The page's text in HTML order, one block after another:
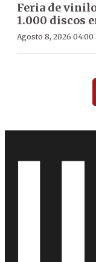
Feria de
1.000 discos
Agosto 8, 2026 04:00